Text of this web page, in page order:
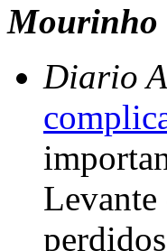
Mourinho
Diario